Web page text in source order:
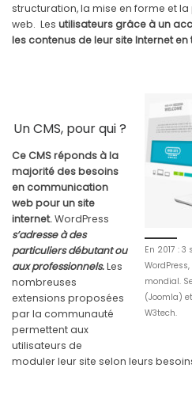
structuration, la mise en forme et
web. Les utilisateurs grâce à un
les contenus de leur site Internet
En 2017 :
mondial.
(Joomla)
W3tech.
Un CMS, pour qui ?
Ce CMS réponds à la
majorité des besoins
en communication
web pour un site
internet.WordPress
s’adresse à des
particuliers débutant ou
aux professionnels.Les
nombreuses
extensions proposées
par la communauté
permettent aux
utilisateurs de
moduler leur site selon leurs